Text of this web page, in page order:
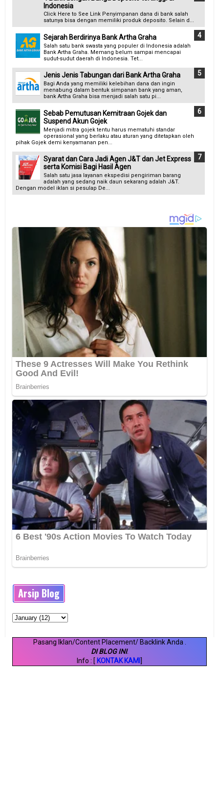
Indonesia
Click Here to See Link Penyimpanan dana di bank salah
satunya bisa dengan memiliki produk deposito. Selain d...
Sejarah Berdirinya Bank Artha Graha
Salah satu bank swasta yang populer di Indonesia adalah
Bank Artha Graha. Memang belum sampai mencapai
sudut-sudut daerah di Indonesia. Tet...
Jenis Jenis Tabungan dari Bank Artha Graha
Bagi Anda yang memiliki kelebihan dana dan ingin
menabung dalam bentuk simpanan bank yang aman,
bank Artha Graha bisa menjadi salah satu pi...
Sebab Pemutusan Kemitraan Gojek dan
Suspend Akun Gojek
Menjadi mitra gojek tentu harus mematuhi standar
operasional yang berlaku atau aturan yang ditetapkan oleh
pihak Gojek demi kenyamanan pen...
Syarat dan Cara Jadi Agen J&T dan Jet Express
serta Komisi Bagi Hasil Agen
Salah satu jasa layanan ekspedisi pengiriman barang
adalah yang sedang naik daun sekarang adalah J&T.
Dengan model iklan si pesulap De...
Arsip Blog
Pasang Iklan/Content Placement/ Backlink Anda
DI BLOG INI.
Info : [ KONTAK KAMI ]